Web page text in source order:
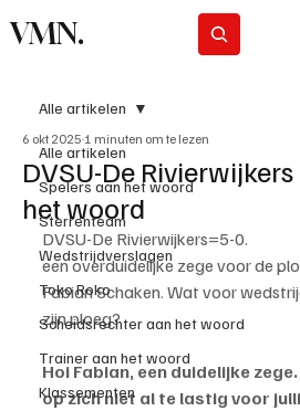
VMN.
Alle artikelen
Spelers aan het woord
Sterrenteam
Wedstrijdverslagen
Toko Roko
Scheidsrechter aan het woord
Trainer aan het woord
Klassementen
Alle artikelen
DVSU-De
het woord
6 okt 2025 1 minuten om te lezen
DVSU-De Rivierwijkers=5-0.
een overduidelijke zege voor de
Fabian Schaken. Wat voor
zijn ploeg?
Hoi Fabian, een duidelijke
op zich niet al te lastig voor